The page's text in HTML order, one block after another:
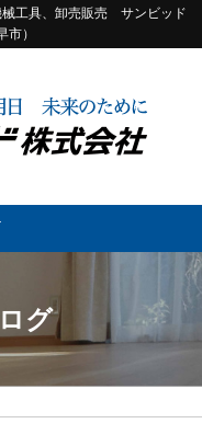
械工具、卸売販売 サンビッド
）
グ